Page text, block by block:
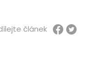
článek